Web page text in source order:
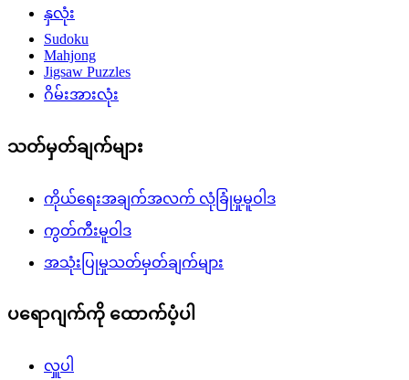
နှလုံး
Sudoku
Mahjong
Jigsaw Puzzles
ဂိမ်းအားလုံး
သတ်မှတ်ချက်များ
ကိုယ်ရေးအချက်အလက် လုံခြုံမှုမူဝါဒ
ကွတ်ကီးမူဝါဒ
အသုံးပြုမှုသတ်မှတ်ချက်များ
ပရောဂျက်ကို ထောက်ပံ့ပါ
လှူပါ